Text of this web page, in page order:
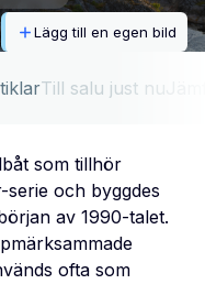
Lägg till en egen bild
Till salu just nu
som tillhör
och byggdes
av 1990-talet.
ofta som